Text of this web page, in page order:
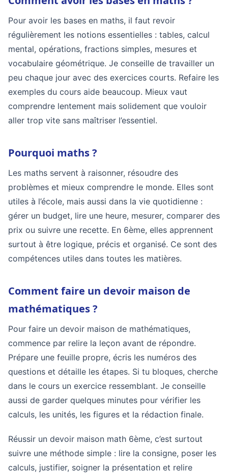
Pour avoir les bases en maths, il faut revoir
régulièrement les notions essentielles : tables, calcul
mental, opérations, fractions simples, mesures et
vocabulaire géométrique. Je conseille de travailler un
peu chaque jour avec des exercices courts. Refaire les
exemples du cours aide beaucoup. Mieux vaut
comprendre lentement mais solidement que vouloir
aller trop vite sans maîtriser l’essentiel.
Pourquoi maths ?
Les maths servent à raisonner, résoudre des
problèmes et mieux comprendre le monde. Elles sont
utiles à l’école, mais aussi dans la vie quotidienne :
gérer un budget, lire une heure, mesurer, comparer des
prix ou suivre une recette. En 6ème, elles apprennent
surtout à être logique, précis et organisé. Ce sont des
compétences utiles dans toutes les matières.
Comment faire un devoir maison de
mathématiques ?
Pour faire un devoir maison de mathématiques,
commence par relire la leçon avant de répondre.
Prépare une feuille propre, écris les numéros des
questions et détaille les étapes. Si tu bloques, cherche
dans le cours un exercice ressemblant. Je conseille
aussi de garder quelques minutes pour vérifier les
calculs, les unités, les figures et la rédaction finale.
Réussir un devoir maison math 6ème, c’est surtout
suivre une méthode simple : lire la consigne, poser les
calculs, justifier, soigner la présentation et relire